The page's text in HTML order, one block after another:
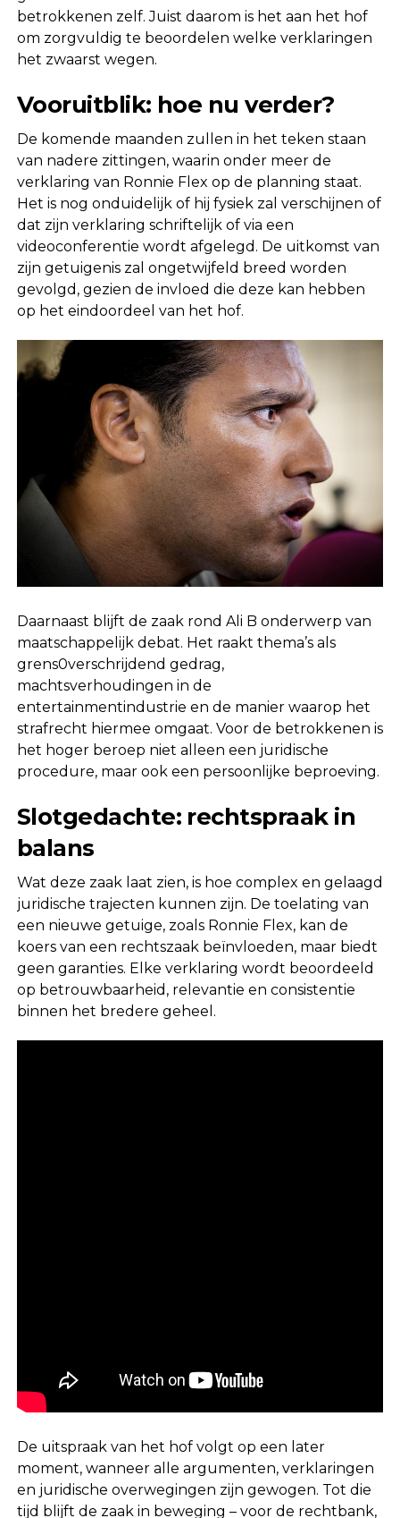
betrokkenen zelf. Juist daarom is het aan het hof
om zorgvuldig te beoordelen welke verklaringen
het zwaarst wegen.
Vooruitblik: hoe nu verder?
De komende maanden zullen in het teken staan
van nadere zittingen, waarin onder meer de
verklaring van Ronnie Flex op de planning staat.
Het is nog onduidelijk of hij fysiek zal verschijnen of
dat zijn verklaring schriftelijk of via een
videoconferentie wordt afgelegd. De uitkomst van
zijn getuigenis zal ongetwijfeld breed worden
gevolgd, gezien de invloed die deze kan hebben
op het eindoordeel van het hof.
Daarnaast blijft de zaak rond Ali B onderwerp van
maatschappelijk debat. Het raakt thema’s als
grens0verschrijdend gedrag,
machtsverhoudingen in de
entertainmentindustrie en de manier waarop het
strafrecht hiermee omgaat. Voor de betrokkenen is
het hoger beroep niet alleen een juridische
procedure, maar ook een persoonlijke beproeving.
Slotgedachte: rechtspraak in
balans
Wat deze zaak laat zien, is hoe complex en gelaagd
juridische trajecten kunnen zijn. De toelating van
een nieuwe getuige, zoals Ronnie Flex, kan de
koers van een rechtszaak beïnvloeden, maar biedt
geen garanties. Elke verklaring wordt beoordeeld
op betrouwbaarheid, relevantie en consistentie
binnen het bredere geheel.
De uitspraak van het hof volgt op een later
moment, wanneer alle argumenten, verklaringen
en juridische overwegingen zijn gewogen. Tot die
tijd blijft de zaak in beweging – voor de rechtbank,